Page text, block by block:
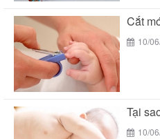
Cắt
10/
10/